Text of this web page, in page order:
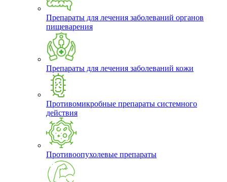
Препараты для лечения заболеваний органов
пищеварения
Препараты для лечения заболеваний кожи
Противомикробные препараты системного
действия
Противоопухолевые препараты